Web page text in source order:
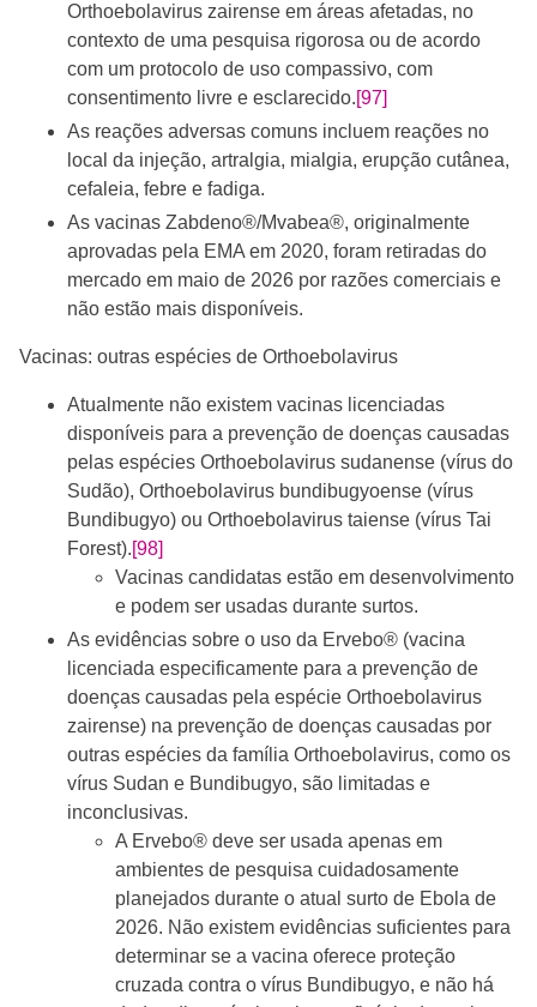
Orthoebolavirus zairense em áreas afetadas, no
contexto de uma pesquisa rigorosa ou de acordo
com um protocolo de uso compassivo, com
consentimento livre e esclarecido.[97]
As reações adversas comuns incluem reações no
local da injeção, artralgia, mialgia, erupção cutânea,
cefaleia, febre e fadiga.
As vacinas Zabdeno®/Mvabea®, originalmente
aprovadas pela EMA em 2020, foram retiradas do
mercado em maio de 2026 por razões comerciais e
não estão mais disponíveis.
Vacinas: outras espécies de Orthoebolavirus
Atualmente não existem vacinas licenciadas
disponíveis para a prevenção de doenças causadas
pelas espécies Orthoebolavirus sudanense (vírus do
Sudão), Orthoebolavirus bundibugyoense (vírus
Bundibugyo) ou Orthoebolavirus taiense (vírus Tai
Forest).[98]
Vacinas candidatas estão em desenvolvimento
e podem ser usadas durante surtos.
As evidências sobre o uso da Ervebo® (vacina
licenciada especificamente para a prevenção de
doenças causadas pela espécie Orthoebolavirus
zairense) na prevenção de doenças causadas por
outras espécies da família Orthoebolavirus, como os
vírus Sudan e Bundibugyo, são limitadas e
inconclusivas.
A Ervebo® deve ser usada apenas em
ambientes de pesquisa cuidadosamente
planejados durante o atual surto de Ebola de
2026. Não existem evidências suficientes para
determinar se a vacina oferece proteção
cruzada contra o vírus Bundibugyo, e não há